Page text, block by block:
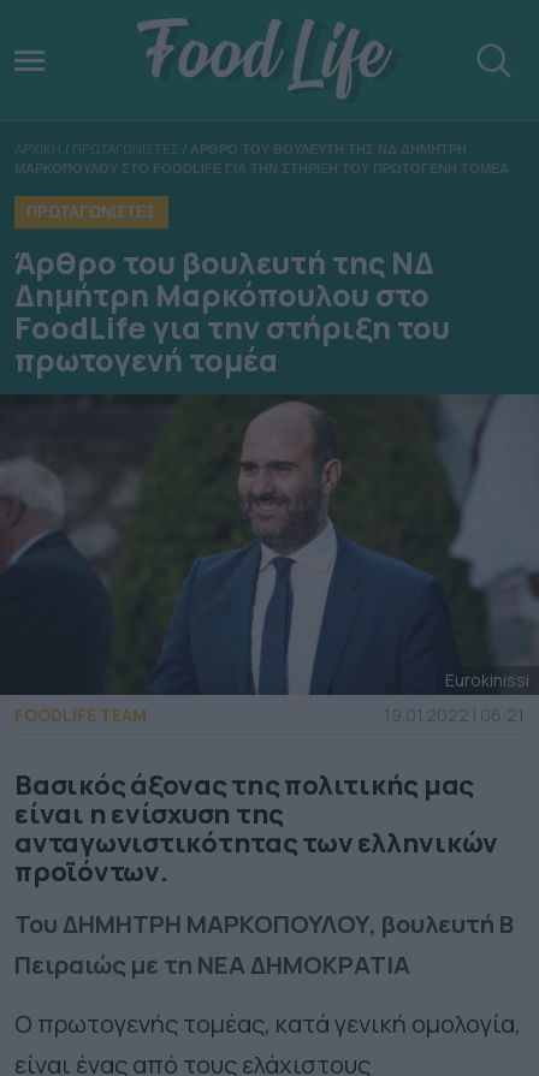
ΑΡΧΙΚΗ / ΠΡΩΤΑΓΩΝΙΣΤΕΣ / ΑΡΘΡΟ ΤΟΥ ΒΟΥΛΕΥΤΗ ΤΗΣ ΝΔ ΔΗΜΗΤΡΗ
ΜΑΡΚΟΠΟΥΛΟΥ ΣΤΟ FOODLIFE ΓΙΑ ΤΗΝ ΣΤΗΡΙΞΗ ΤΟΥ ΠΡΩΤΟΓΕΝΗ ΤΟΜΕΑ
ΠΡΩΤΑΓΩΝΙΣΤΕΣ
Άρθρο του βουλευτή της ΝΔ
Δημήτρη Μαρκόπουλου στο
FoodLife για την στήριξη του
πρωτογενή τομέα
Eurokinissi
FOODLIFE TEAM
19.01.2022 | 06:21
Βασικός άξονας της πολιτικής μας
είναι η ενίσχυση της
ανταγωνιστικότητας των ελληνικών
προϊόντων.
Του ΔΗΜΗΤΡΗ ΜΑΡΚΟΠΟΥΛΟΥ, βουλευτή Β
Πειραιώς με τη ΝΕΑ ΔΗΜΟΚΡΑΤΙΑ
Ο πρωτογενής τομέας, κατά γενική ομολογία,
είναι ένας από τους ελάχιστους